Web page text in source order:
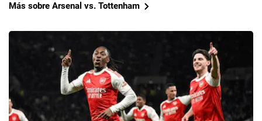
Más sobre Arsenal vs. Tottenham